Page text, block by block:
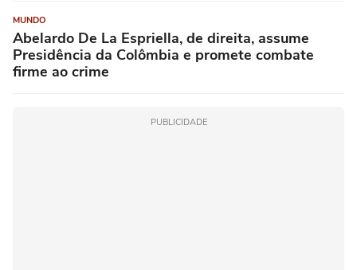
MUNDO
Abelardo De La Espriella, de direita, assume
Presidência da Colômbia e promete combate
firme ao crime
PUBLICIDADE